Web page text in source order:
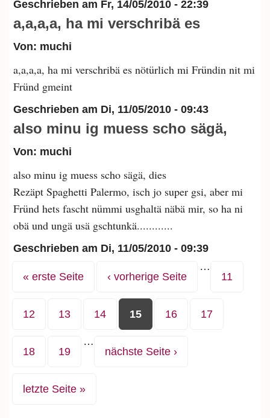
Geschrieben am Fr, 14/05/2010 - 22:39
a,a,a,a, ha mi verschribä es
Von: muchi
a,a,a,a, ha mi verschribä es nötürlich mi Fründin nit mi
Fründ gmeint
Geschrieben am Di, 11/05/2010 - 09:43
also minu ig muess scho sägä,
Von: muchi
also minu ig muess scho sägä, dies
Rezäpt Spaghetti Palermo, isch jo super gsi, aber mi
Fründ hets fascht nümmi usghaltä näbä mir, so ha ni
obä und ungä usä gschtunkä............
Geschrieben am Di, 11/05/2010 - 09:39
Seiten
« erste Seite ‹ vorherige Seite
…
11
12 13 14 15 16 17
18 19
…
nächste Seite ›
letzte Seite »